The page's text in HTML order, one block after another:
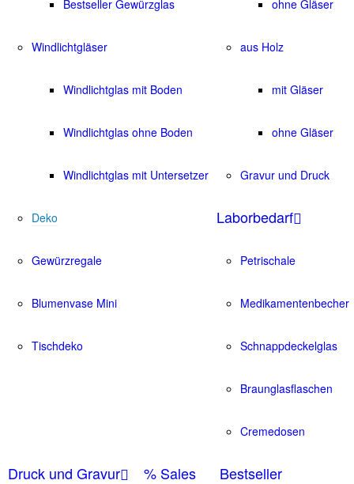
Bestseller Gewürzglas
Windlichtgläser
Windlichtglas mit Boden
Windlichtglas ohne Boden
Windlichtglas mit Untersetzer
Deko
Gewürzregale
Blumenvase Mini
Tischdeko
ohne Gläser
aus Holz
mit Gläser
ohne Gläser
Gravur und Druck
Laborbedarf
Petrischale
Medikamentenbecher
Schnappdeckelglas
Braunglasflaschen
Cremedosen
Druck und Gravur % Sales Bestseller